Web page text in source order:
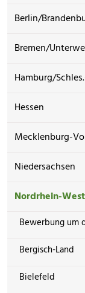
Berlin/
Bremen/
Hamburg/
Hessen
Mecklenburg-
Niedersachsen
Nordrhein-
Bewerbung um
Bergisch-Land
Bielefeld